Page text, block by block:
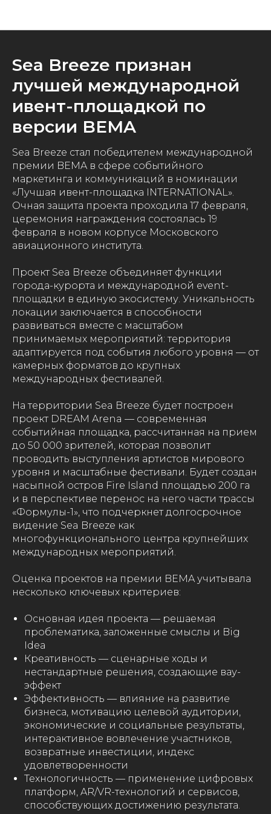
Sea Breeze признан
лучшей международной
ивент-площадкой по
версии BEMA
Sea Breeze стал победителем международной
премии BEMA в сфере событийного
маркетинга и коммуникаций в номинации
«Лучшая ивент-площадка INTERNATIONAL».
Очная защита проекта проходила 17 февраля,
церемония награждения состоялась 19
февраля в новом корпусе Московского
авиационного института.
Проект Sea Breeze объединяет функции
города-курорта и международной event-
площадки в единую экосистему. Уникальность
локации заключается в способности
развиваться вместе с масштабом
принимаемых мероприятий: территория
адаптируется под события любого уровня — от
камерных форматов до крупных
международных фестивалей.
На территории Sea Breeze будет построен
проект DREAM Arena — современная
событийная площадка, рассчитанная на прием
до 50 000 зрителей, которая позволит
проводить выступления артистов мирового
уровня и масштабные фестивали. Будет создан
насыпной остров Fire Island площадью 200 га
и в перспективе перенос на него части трассы
«Формулы-1», что подчеркнет долгосрочное
видение Sea Breeze как
многофункционального центра крупнейших
международных мероприятий.
Оценка проектов на премии BEMA учитывала
несколько ключевых критериев:
Основная идея проекта — решаемая
проблематика, заложенные смыслы и Big
Idea
Креативность — сценарные ходы и
нестандартные решения, создающие вау-
эффект
Эффективность — влияние на развитие
бизнеса, мотивацию целевой аудитории,
экономические и социальные результаты,
интерактивное вовлечение участников,
возвратные инвестиции, индекс
удовлетворенности
Технологичность — применение цифровых
платформ, AR/VR-технологий и сервисов,
способствующих достижению результата.